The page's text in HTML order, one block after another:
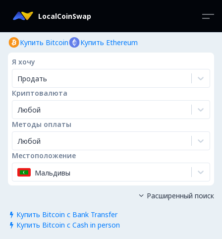
LocalCoinSwap
Купить Bitcoin Купить Ethereum
Я хочу
Продать
Криптовалюта
Любой
Методы оплаты
Любой
Местоположение
Мальдивы
 Купить Bitcoin с Bank Transfer
 Купить Bitcoin с Cash in person
 Расширенный поиск